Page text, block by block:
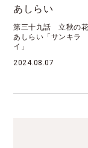
話 立秋の花
「サンキラ
第百
花絵「